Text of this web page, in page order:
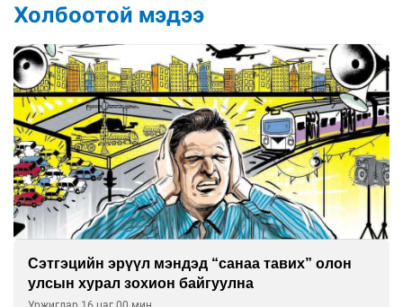
Холбоотой мэдээ
Сэтгэцийн эрүүл мэндэд “санаа тавих” олон
улсын хурал зохион байгуулна